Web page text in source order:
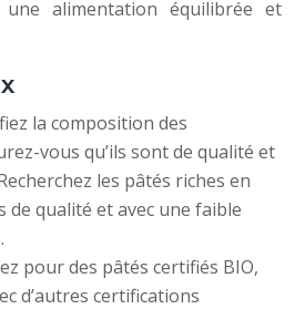
alimentation équilibrée et
la composition des
vous qu’ils sont de qualité et
les pâtés riches en
de qualité et avec une faible
pour des pâtés certifiés BIO,
d’autres certifications